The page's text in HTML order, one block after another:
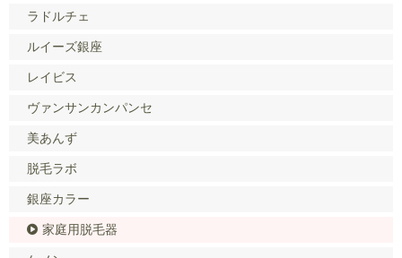
ラドルチェ
ルイーズ銀座
レイビス
ヴァンサンカンパンセ
美あんず
脱毛ラボ
銀座カラー
家庭用脱毛器